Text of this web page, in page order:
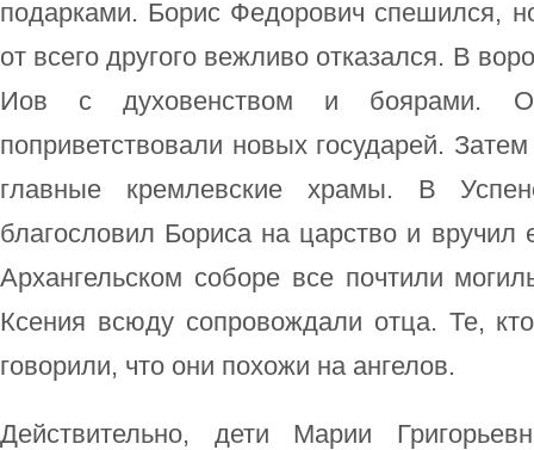
подарками. Борис Федорович спешился,
от всего другого вежливо отказался. В
Иов с духовенством и боярами.
поприветствовали новых государей.
главные кремлевские храмы. В
благословил Бориса на царство и
Архангельском соборе все почтили
Ксения всюду сопровождали отца. Те,
говорили, что они похожи на ангелов.
Действительно, дети Марии